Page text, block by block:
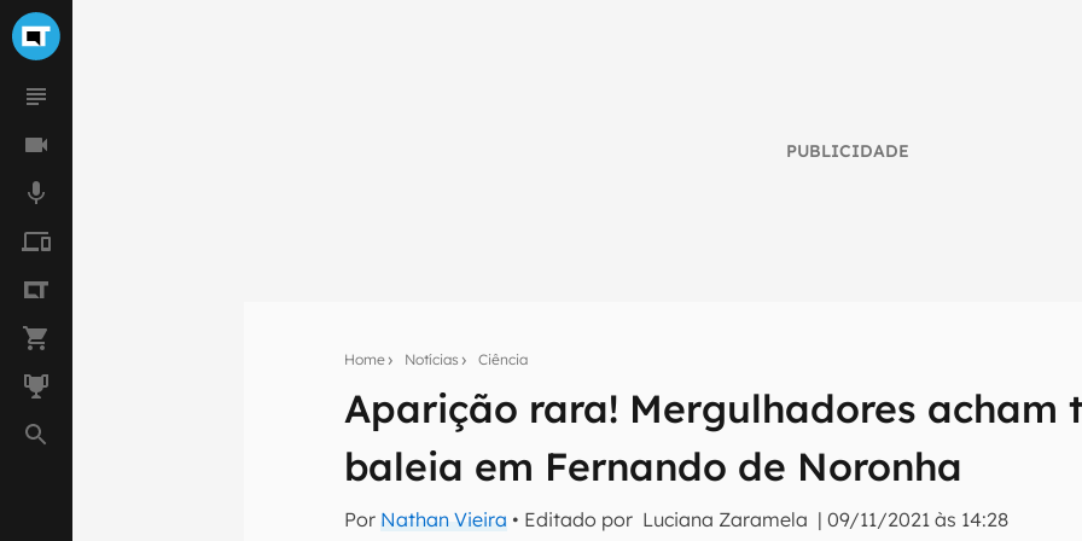
PUBLICIDADE
Home Notícias Ciência
Aparição rara! Mergulhadores acham
baleia em Fernando de Noronha
Por Nathan Vieira • Editado por Luciana Zaramela |09/11/2021 às 14:28
Seu resumo inteligente do mundo tech!
Assine a newsletter do Canaltech e receba notícias e reviews sobre tecnologia